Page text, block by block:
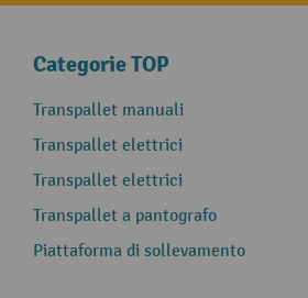
Categorie TOP
Transpallet manuali
Transpallet elettrici
Transpallet elettrici
Transpallet a pantografo
Piattaforma di sollevamento